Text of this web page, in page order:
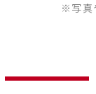
※写真